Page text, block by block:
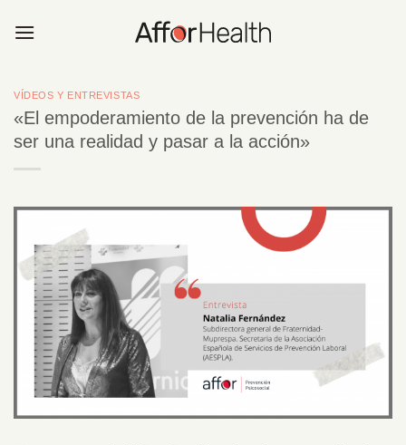
VÍDEOS Y ENTREVISTAS
«El empoderamiento de la prevención ha de
ser una realidad y pasar a la acción»